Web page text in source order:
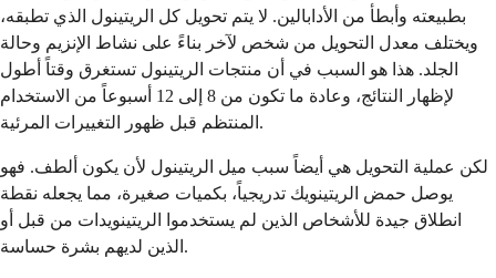
بطبيعته وأبطأ من الأدابالين. لا يتم تحويل كل الريتينول الذي تطبقه،
ويختلف معدل التحويل من شخص لآخر بناءً على نشاط الإنزيم وحالة
الجلد. هذا هو السبب في أن منتجات الريتينول تستغرق وقتاً أطول
لإظهار النتائج، وعادة ما تكون من 8 إلى 12 أسبوعاً من الاستخدام
المنتظم قبل ظهور التغييرات المرئية.
لكن عملية التحويل هي أيضاً سبب ميل الريتينول لأن يكون ألطف. فهو
يوصل حمض الريتينويك تدريجياً، بكميات صغيرة، مما يجعله نقطة
انطلاق جيدة للأشخاص الذين لم يستخدموا الريتينويدات من قبل أو
الذين لديهم بشرة حساسة.